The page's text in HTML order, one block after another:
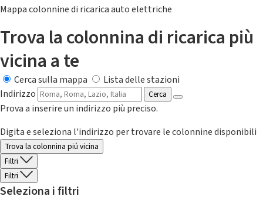
Mappa colonnine di ricarica auto elettriche
Trova la colonnina di ricarica più
vicina a te
Cerca sulla mappa
Lista delle stazioni
Indirizzo
Cerca
Prova a inserire un indirizzo più preciso.
Digita e seleziona l'indirizzo per trovare le colonnine disponibili
Trova la colonnina piú vicina
Filtri
Filtri
Seleziona i filtri